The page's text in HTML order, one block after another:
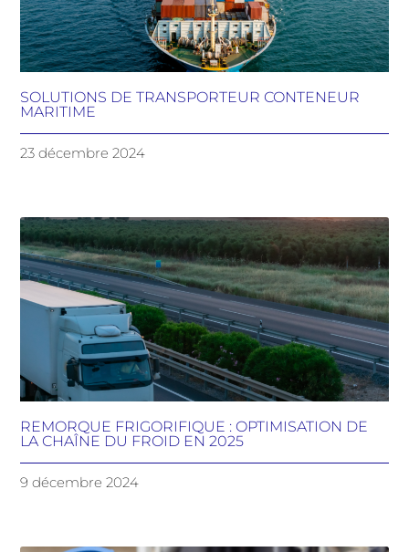
SOLUTIONS DE TRANSPORTEUR CONTENEUR
MARITIME
23 décembre 2024
REMORQUE FRIGORIFIQUE : OPTIMISATION DE
LA CHAÎNE DU FROID EN 2025
9 décembre 2024